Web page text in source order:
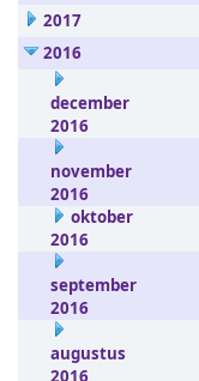
2017
2016
december
2016
november
2016
oktober
2016
september
2016
augustus
2016